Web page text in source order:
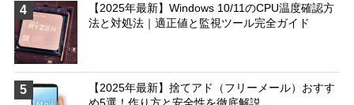
4
【2025年最新】Windows 10/11のCPU温度確認方
法と対処法｜適正値と監視ツール完全ガイド
5
【2025年最新】捨てアド（フリーメール）おすす
め5選！作り方と安全性を徹底解説